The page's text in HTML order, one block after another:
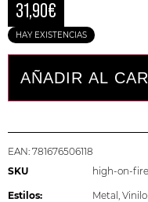
31,90€
HAY EXISTENCIAS
AÑADIR AL
EAN: 781676506118
SKU
high-on-
Estilos: Metal Vinilo